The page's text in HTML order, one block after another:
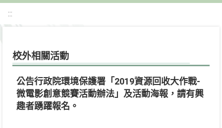
:::
校外相關活動
公告行政院環境保護署「2019資源回收大作戰-
微電影創意競賽活動辦法」及活動海報，請有興
趣者踴躍報名。